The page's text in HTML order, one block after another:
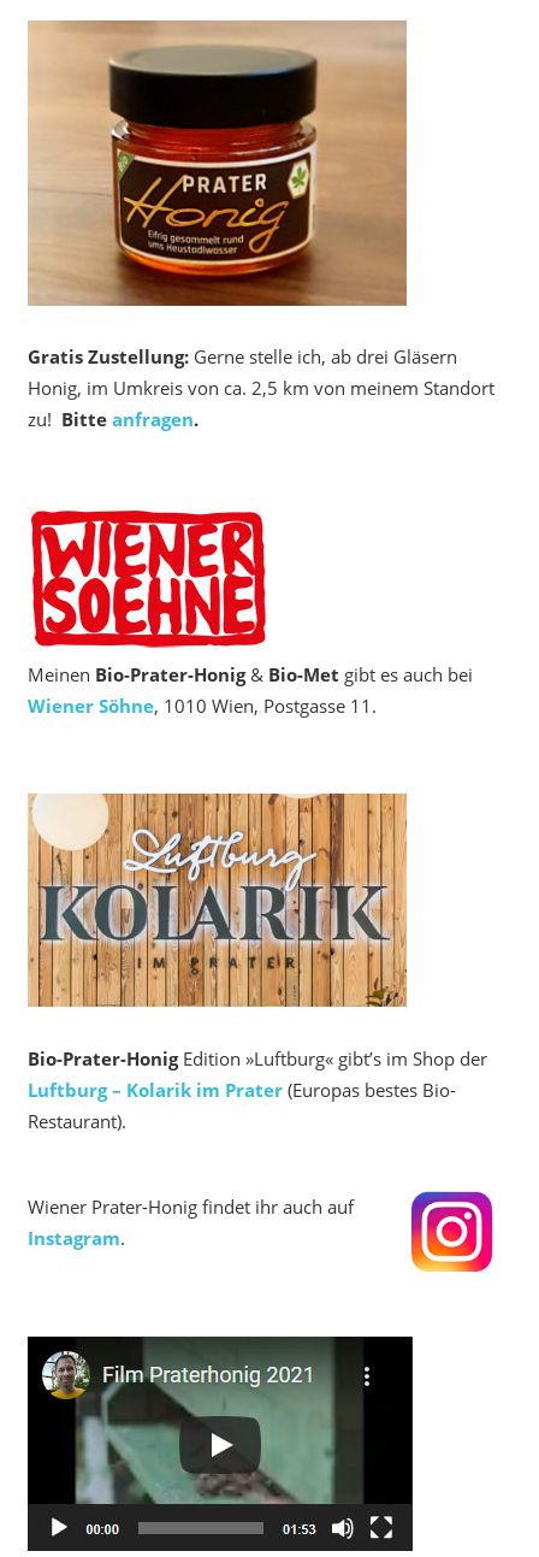
Gratis Zustellung:Gerne stelle ich, ab drei Gläsern
Honig, im Umkreis von ca. 2,5 km von meinem Standort
zu! Bitte anfragen.
Meinen Bio‑Prater-Honig& Bio-Met gibt es auch bei
Wiener Söhne, 1010 Wien, Postgasse 11.
Bio-Prater-HonigEdition »Luftburg« gibt’s im Shop der
Luftburg – Kolarik im Prater(Europas bestes Bio-
Restaurant).
Wiener Prater-Honig findet ihr auch auf
Instagram.